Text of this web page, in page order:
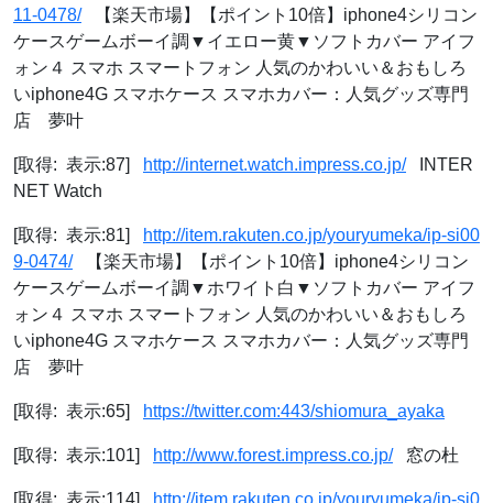
11-0478/【楽天市場】【ポイント10倍】iphone4シリコン
ケースゲームボーイ調▼イエロー黄▼ソフトカバー アイフ
ォン４ スマホ スマートフォン 人気のかわいい＆おもしろ
いiphone4G スマホケース スマホカバー：人気グッズ専門
店 夢叶
[取得: 表示:87] http://internet.watch.impress.co.jp/INTER
NET Watch
[取得: 表示:81]
http://item.rakuten.co.jp/youryumeka/ip-si00
9-0474/【楽天市場】【ポイント10倍】iphone4シリコン
ケースゲームボーイ調▼ホワイト白▼ソフトカバー アイフ
ォン４ スマホ スマートフォン 人気のかわいい＆おもしろ
いiphone4G スマホケース スマホカバー：人気グッズ専門
店 夢叶
[取得: 表示:65] https://twitter.com:443/shiomura_ayaka
[取得: 表示:101] http://www.forest.impress.co.jp/窓の杜